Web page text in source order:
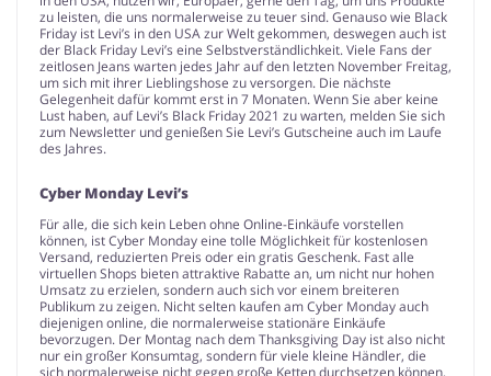
zu leisten, die uns normalerweise zu teuer sind. Genauso wie Black
Friday ist Levi’s in den USA zur Welt gekommen, deswegen auch ist
der Black Friday Levi’s eine Selbstverständlichkeit. Viele Fans der
zeitlosen Jeans warten jedes Jahr auf den letzten November Freitag,
um sich mit ihrer Lieblingshose zu versorgen. Die nächste
Gelegenheit dafür kommt erst in 7 Monaten. Wenn Sie aber keine
Lust haben, auf Levi’s Black Friday 2021 zu warten, melden Sie sich
zum Newsletter und genießen Sie Levi’s Gutscheine auch im Laufe
des Jahres.
Cyber Monday Levi’s
Für alle, die sich kein Leben ohne Online-Einkäufe vorstellen
können, ist Cyber Monday eine tolle Möglichkeit für kostenlosen
Versand, reduzierten Preis oder ein gratis Geschenk. Fast alle
virtuellen Shops bieten attraktive Rabatte an, um nicht nur hohen
Umsatz zu erzielen, sondern auch sich vor einem breiteren
Publikum zu zeigen. Nicht selten kaufen am Cyber Monday auch
diejenigen online, die normalerweise stationäre Einkäufe
bevorzugen. Der Montag nach dem Thanksgiving Day ist also nicht
nur ein großer Konsumtag, sondern für viele kleine Händler, die